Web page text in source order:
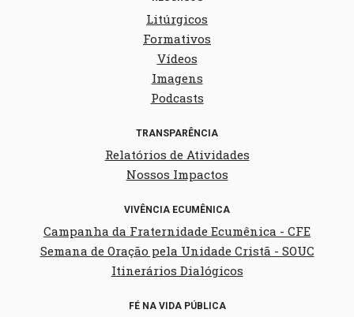
Litúrgicos
Formativos
Vídeos
Imagens
Podcasts
TRANSPARÊNCIA
Relatórios de Atividades
Nossos Impactos
VIVÊNCIA ECUMÊNICA
Campanha da Fraternidade Ecumênica - CFE
Semana de Oração pela Unidade Cristã - SOUC
Itinerários Dialógicos
FÉ NA VIDA PÚBLICA